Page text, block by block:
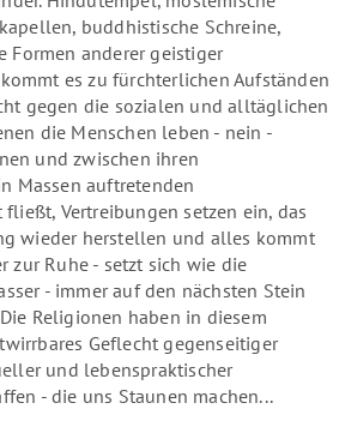
buddhistische Schreine,
Formen anderer geistiger
es zu fürchterlichen Aufständen
gegen die sozialen und alltäglichen
die Menschen leben - nein -
und zwischen ihren
Massen auftretenden
Vertreibungen setzen ein, das
wieder herstellen und alles kommt
zur Ruhe - setzt sich wie die
- immer auf den nächsten Stein
Religionen haben in diesem
Geflecht gegenseitiger
und lebenspraktischer
- die uns Staunen machen...